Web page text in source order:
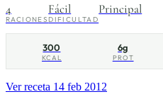
4
RACIONES
Fácil
DIFICULTAD
Principal
300
KCAL
6g
PROT
Ver receta 14 feb 2012